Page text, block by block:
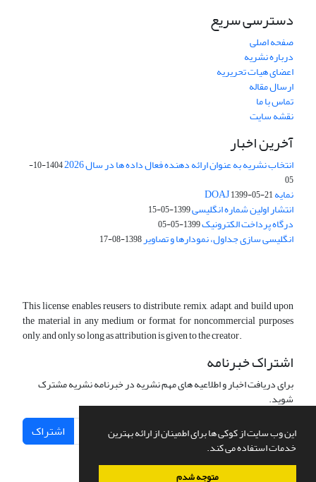
این وب سایت از کوکی ها برای اطمینان از ارائه بهترین
خدمات استفاده می کند.
متوجه شدم
دسترسی سریع
صفحه اصلی
درباره نشریه
اعضای هیات تحریریه
ارسال مقاله
تماس با ما
نقشه سایت
آخرین اخبار
انتخاب نشریه به عنوان ارائه دهنده فعال داده ها در سال 2026
1404-10-
05
نمایه DOAJ1399-05-21
انتشار اولین شماره انگلیسی1399-05-15
درگاه پرداخت الکترونیک1399-05-05
انگلیسی سازی جداول، نمودارها و تصاویر1398-08-17
This license enables reusers to distribute, remix, adapt, and build upon
the material in any medium or format for noncommercial purposes
only, and only so long as attribution is given to the creator.
اشتراک خبرنامه
برای دریافت اخبار و اطلاعیه های مهم نشریه در خبرنامه نشریه مشترک
شوید.
اشتراک